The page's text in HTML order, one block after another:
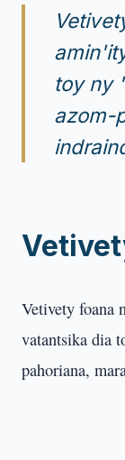
toy ny
azom-
Vetivety foana
vatantsika dia
pahoriana,